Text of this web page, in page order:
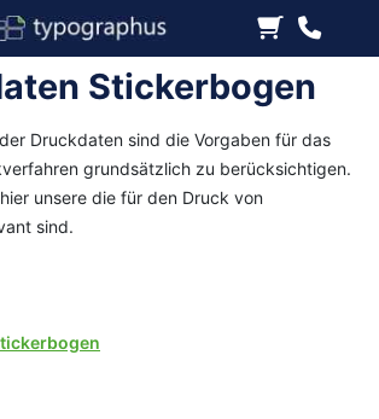
Stickerbogen
Druckdaten sind die Vorgaben für das
grundsätzlich zu berücksichtigen.
unsere die für den Druck von
sind.